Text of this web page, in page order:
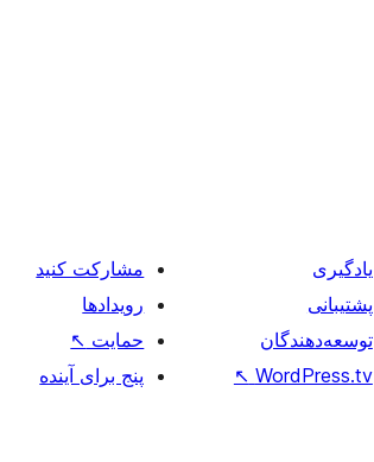
یادگیری
پشتیبانی
توسعه‌دهندگان
WordPress.tv
↖
مشارکت کنید
رویدادها
حمایت ↖
پنج برای آینده